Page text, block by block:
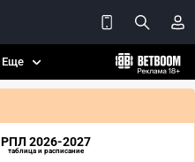
Еще
РПЛ 2026-2027
таблица и расписание